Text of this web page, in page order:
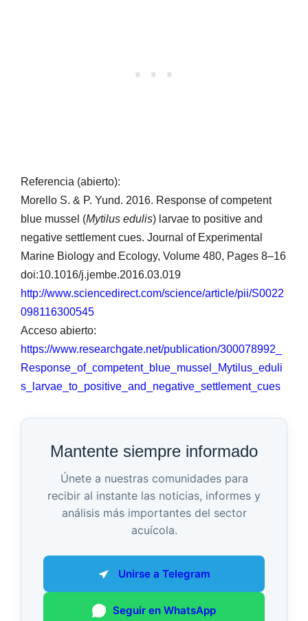
Referencia (abierto):
Morello S. & P. Yund. 2016. Response of competent
blue mussel (Mytilus edulis) larvae to positive and
negative settlement cues. Journal of Experimental
Marine Biology and Ecology, Volume 480, Pages 8–16
doi:10.1016/j.jembe.2016.03.019
http://www.sciencedirect.com/science/article/pii/S0022
098116300545
Acceso abierto:
https://www.researchgate.net/publication/300078992_
Response_of_competent_blue_mussel_Mytilus_eduli
s_larvae_to_positive_and_negative_settlement_cues
Mantente siempre informado
Únete a nuestras comunidades para
recibir al instante las noticias, informes y
análisis más importantes del sector
acuícola.
Unirse a Telegram
Seguir en WhatsApp